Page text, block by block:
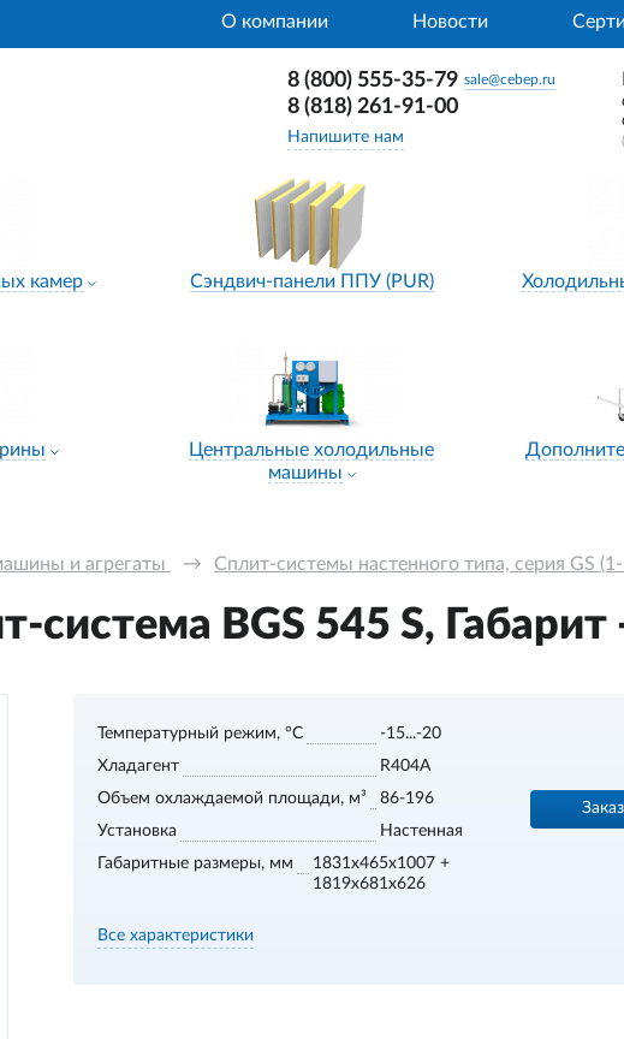
О компании Новости
8 (800) 555-35-79 sale@cebep.ru
8 (818) 261-91-00
Напишите нам
камер Сэндвич-панели ППУ (PUR)
Центральные холодильные
машины
и агрегаты → Сплит-системы настенного типа, серия GS
система BGS 545 S, Габарит
Температурный режим, °С
-15...-20
Хладагент
R404A
Объем охлаждаемой площади, м³
86-196
Установка
Настенная
Габаритные размеры, мм
1831x465x1007 +
1819x681x626
Все характеристики